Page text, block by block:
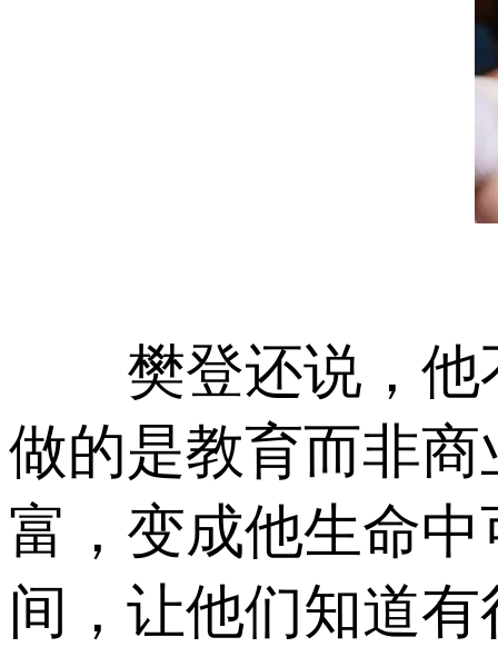
樊登还说，他
做的是教育而非
富，变成他生命
间，让他们知道